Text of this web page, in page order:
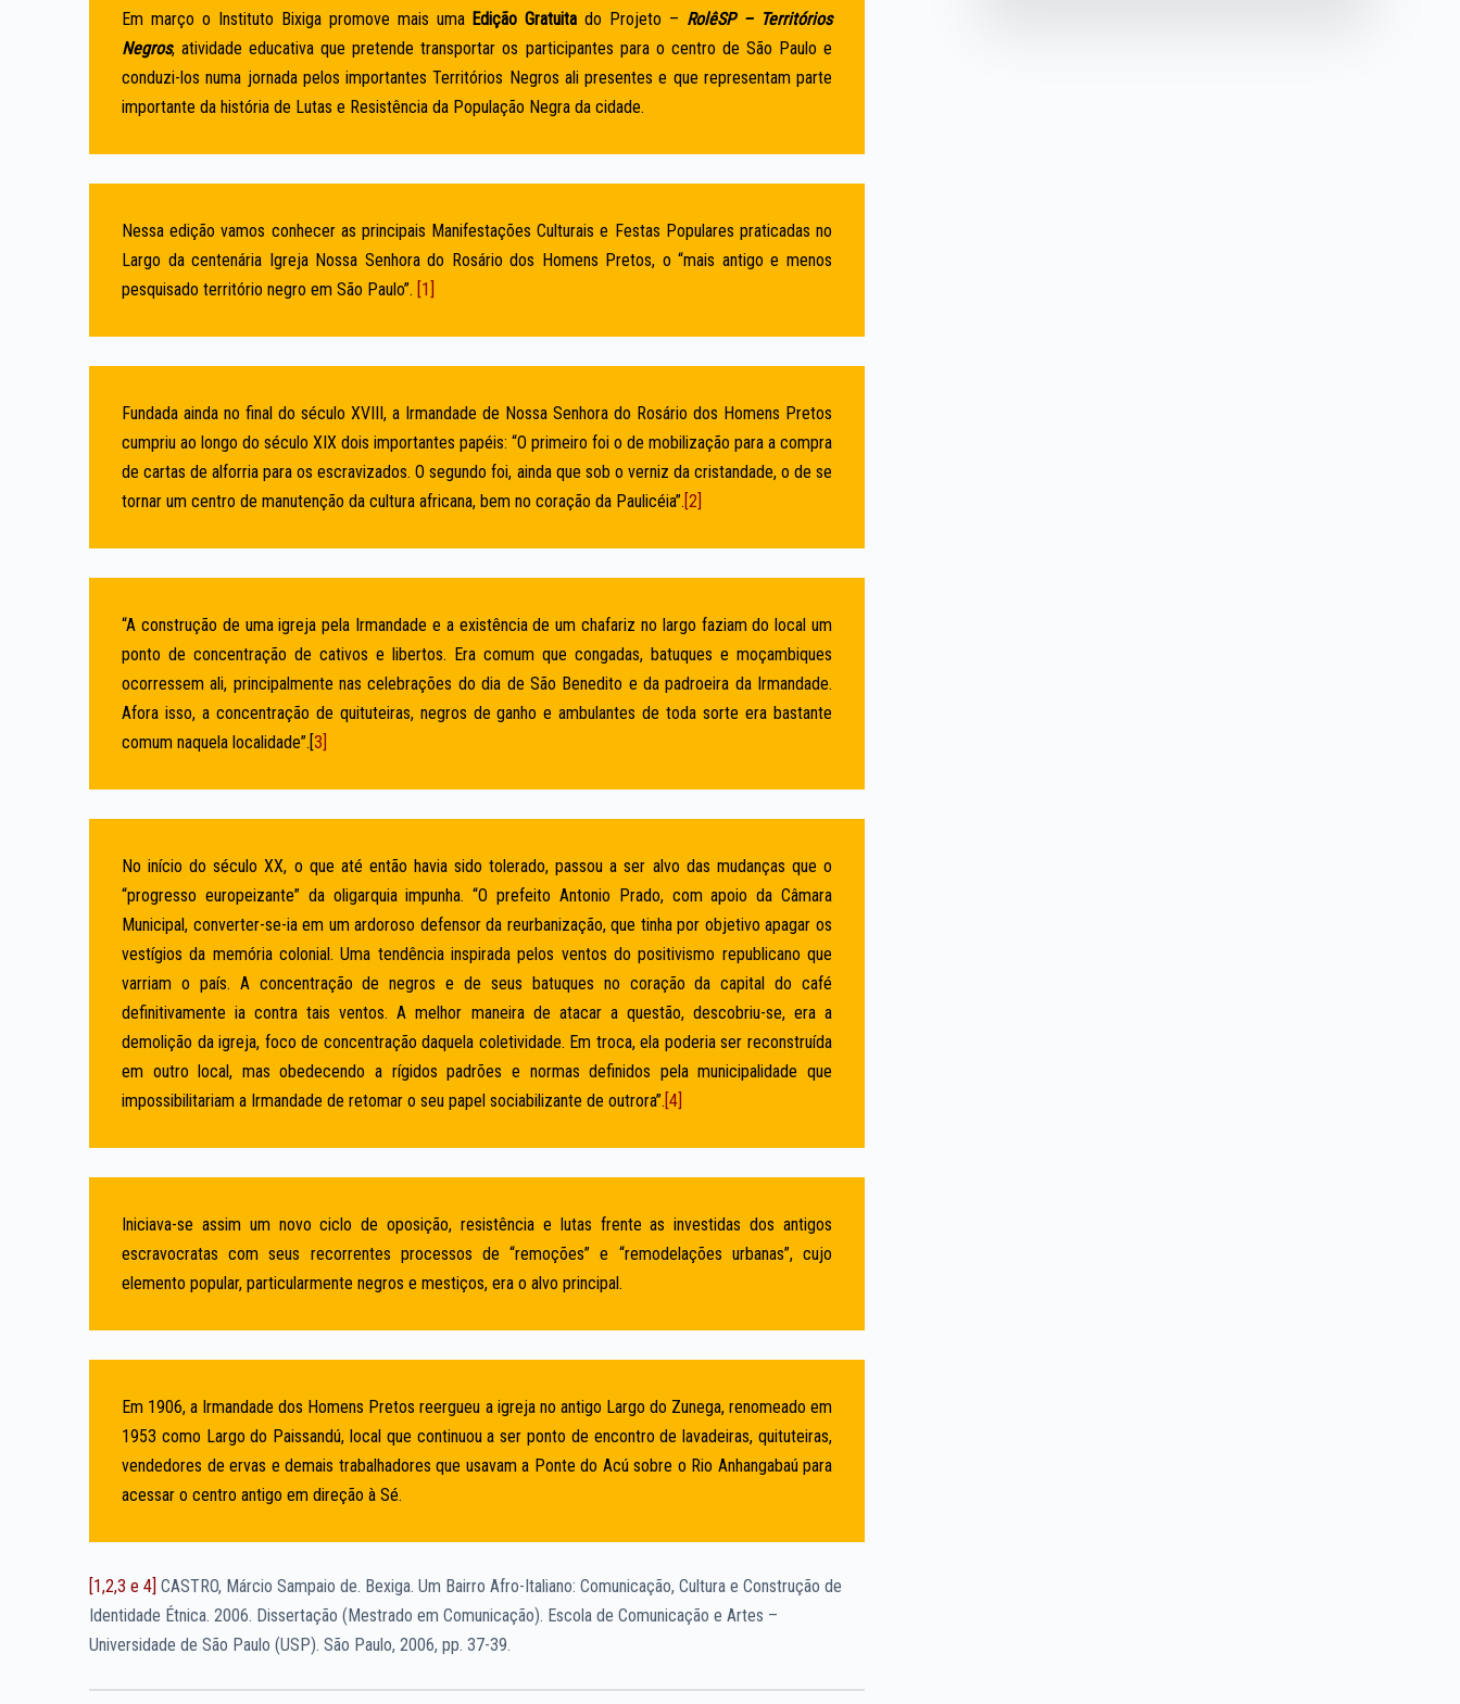
Em março o Instituto Bixiga promove mais uma Edição Gratuitado Projeto – RolêSP – Territórios
Negros, atividade educativa que pretende transportar os participantes para o centro de São Paulo e
conduzi-los numa jornada pelos importantes Territórios Negros ali presentes e que representam parte
importante da história de Lutas e Resistência da População Negra da cidade.
Nessa edição vamos conhecer as principais Manifestações Culturais e Festas Populares praticadas no
Largo da centenária Igreja Nossa Senhora do Rosário dos Homens Pretos, o “mais antigo e menos
pesquisado território negro em São Paulo”. [1]
Fundada ainda no final do século XVIII, a Irmandade de Nossa Senhora do Rosário dos Homens Pretos
cumpriu ao longo do século XIX dois importantes papéis: “O primeiro foi o de mobilização para a compra
de cartas de alforria para os escravizados. O segundo foi, ainda que sob o verniz da cristandade, o de se
tornar um centro de manutenção da cultura africana, bem no coração da Paulicéia”.[2]
“A construção de uma igreja pela Irmandade e a existência de um chafariz no largo faziam do local um
ponto de concentração de cativos e libertos. Era comum que congadas, batuques e moçambiques
ocorressem ali, principalmente nas celebrações do dia de São Benedito e da padroeira da Irmandade.
Afora isso, a concentração de quituteiras, negros de ganho e ambulantes de toda sorte era bastante
comum naquela localidade”.[3]
No início do século XX, o que até então havia sido tolerado, passou a ser alvo das mudanças que o
“progresso europeizante” da oligarquia impunha. “O prefeito Antonio Prado, com apoio da Câmara
Municipal, converter-se-ia em um ardoroso defensor da reurbanização, que tinha por objetivo apagar os
vestígios da memória colonial. Uma tendência inspirada pelos ventos do positivismo republicano que
varriam o país. A concentração de negros e de seus batuques no coração da capital do café
definitivamente ia contra tais ventos. A melhor maneira de atacar a questão, descobriu-se, era a
demolição da igreja, foco de concentração daquela coletividade. Em troca, ela poderia ser reconstruída
em outro local, mas obedecendo a rígidos padrões e normas definidos pela municipalidade que
impossibilitariam a Irmandade de retomar o seu papel sociabilizante de outrora”.[4]
Iniciava-se assim um novo ciclo de oposição, resistência e lutas frente as investidas dos antigos
escravocratas com seus recorrentes processos de “remoções” e “remodelações urbanas”, cujo
elemento popular, particularmente negros e mestiços, era o alvo principal.
Em 1906, a Irmandade dos Homens Pretos reergueu a igreja no antigo Largo do Zunega, renomeado em
1953 como Largo do Paissandú, local que continuou a ser ponto de encontro de lavadeiras, quituteiras,
vendedores de ervas e demais trabalhadores que usavam a Ponte do Acú sobre o Rio Anhangabaú para
acessar o centro antigo em direção à Sé.
[1,2,3 e 4] CASTRO, Márcio Sampaio de. Bexiga. Um Bairro Afro-Italiano: Comunicação, Cultura e Construção de
Identidade Étnica. 2006. Dissertação (Mestrado em Comunicação). Escola de Comunicação e Artes –
Universidade de São Paulo (USP). São Paulo, 2006, pp. 37-39.